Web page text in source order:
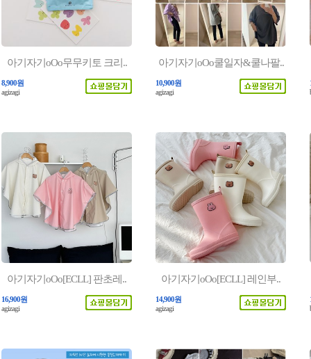
아기자기oOo무무키토 크리..
8,900원
agizagi
아기자기oOo쿨일자&쿨나팔..
10,900원
agizagi
아기자기oOo[ECLL] 판초레..
16,900원
agizagi
아기자기oOo[ECLL] 레인부..
14,900원
agizagi